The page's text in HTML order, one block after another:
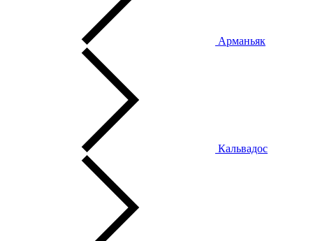
Арманьяк
Кальвадос